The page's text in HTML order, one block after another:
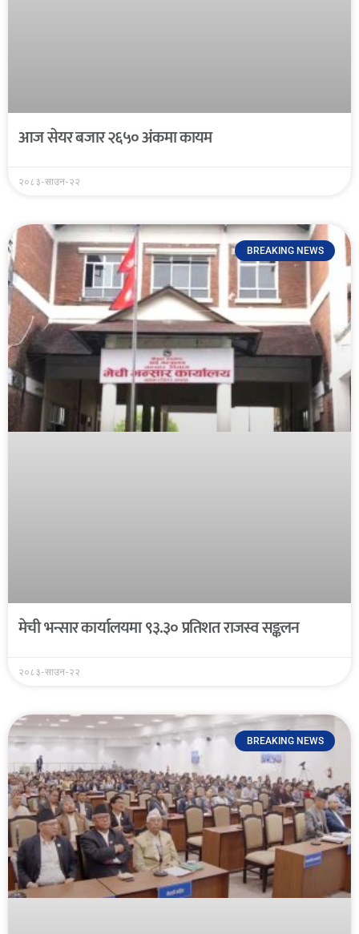
आज सेयर बजार २६५० अंकमा कायम
२०८३-साउन-२२
BREAKING NEWS
मेची भन्सार कार्यालयमा ९३.३० प्रतिशत राजस्व सङ्कलन
२०८३-साउन-२२
BREAKING NEWS